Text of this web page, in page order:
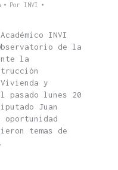
Por INVI
INVI
de la
la
y
pasado lunes 20
Juan
oportunidad
temas de